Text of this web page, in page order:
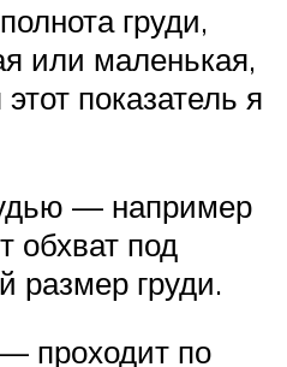
груди,
или маленькая,
показатель я
— например
обхват под
размер груди.
проходит по